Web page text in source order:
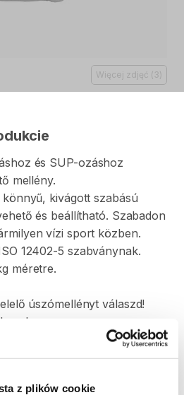
z plików cookie
Więcej zdjęć ( 3 )
és SUP-ozáshoz
mellény.
könnyű​,​ kivágott szabású
és beállítható. Szabadon
vízi sport közben.
12402-5 szabványnak.
méretre.
úszómellényt válaszd!